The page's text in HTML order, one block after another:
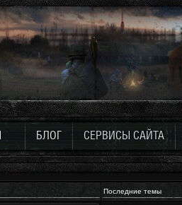
БЛОГ СЕРВИСЫ САЙТА
Последние темы